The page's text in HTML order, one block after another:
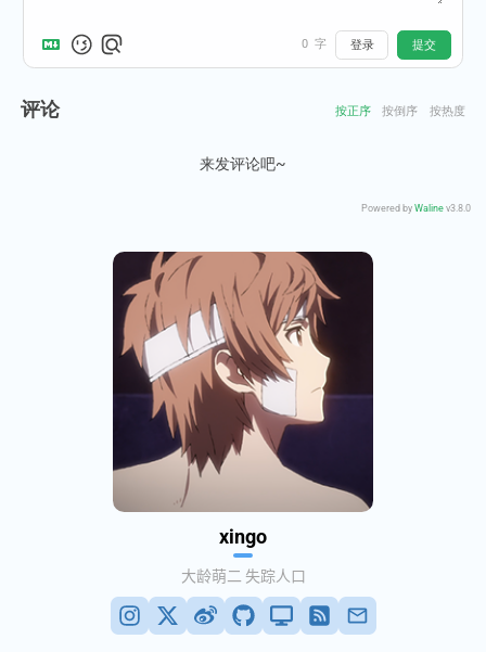
xingo
大龄萌二 失踪人口
0 字 登录 提交
评论 按正序 按倒序 按热度
来发评论吧~
Powered by Waline v3.8.0